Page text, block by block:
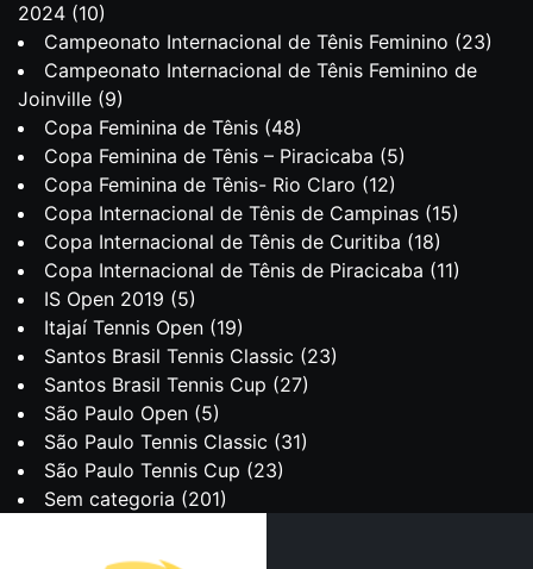
2024 (10)
Campeonato Internacional de Tênis Feminino (23)
Campeonato Internacional de Tênis Feminino de
Joinville (9)
Copa Feminina de Tênis (48)
Copa Feminina de Tênis – Piracicaba (5)
Copa Feminina de Tênis- Rio Claro (12)
Copa Internacional de Tênis de Campinas (15)
Copa Internacional de Tênis de Curitiba (18)
Copa Internacional de Tênis de Piracicaba (11)
IS Open 2019 (5)
Itajaí Tennis Open (19)
Santos Brasil Tennis Classic (23)
Santos Brasil Tennis Cup (27)
São Paulo Open (5)
São Paulo Tennis Classic (31)
São Paulo Tennis Cup (23)
Sem categoria (201)